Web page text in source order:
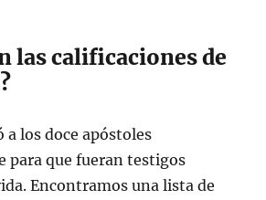
las calificaciones de
a los doce apóstoles
para que fueran testigos
Encontramos una lista de